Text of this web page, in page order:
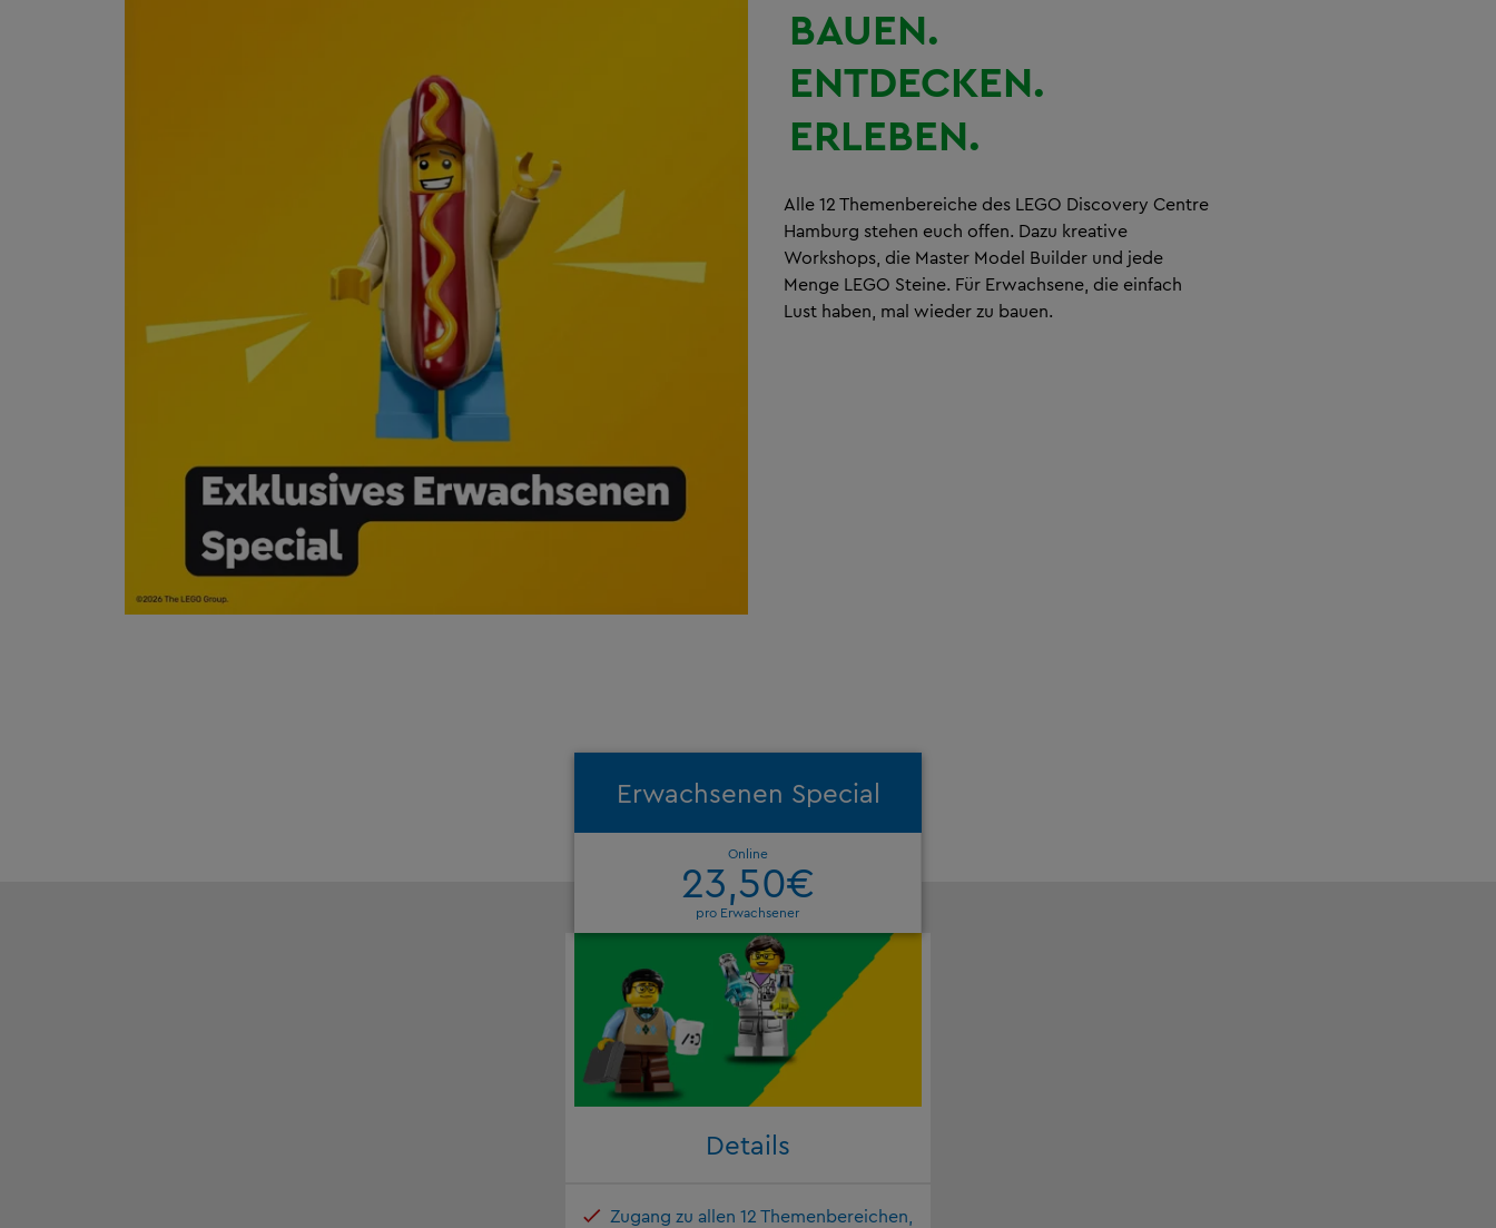
BAUEN.
ENTDECKEN.
ERLEBEN.
Alle 12 Themenbereiche des LEGO Discovery Centre
Hamburg stehen euch offen. Dazu kreative
Workshops, die Master Model Builder und jede
Menge LEGO Steine. Für Erwachsene, die einfach
Lust haben, mal wieder zu bauen.
Erwachsenen Special
Online
23,50€
pro Erwachsener
Details
Zugang zu allen 12 Themenbereichen,